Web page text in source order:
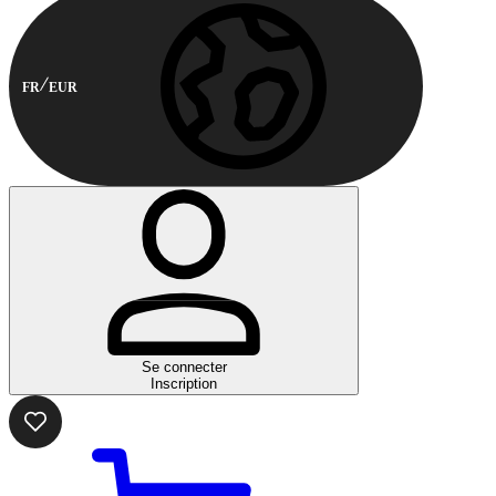
FR EUR
Se connecter
Inscription